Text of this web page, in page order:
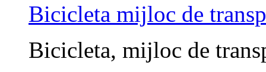
Bicicleta mijloc de
Bicicleta, mijloc de